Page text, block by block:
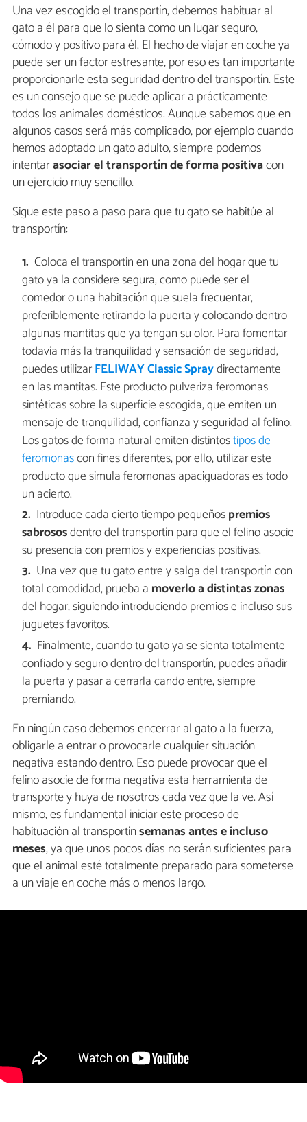
Una vez escogido el transportín, debemos habituar al
gato a él para que lo sienta como un lugar seguro,
cómodo y positivo para él. El hecho de viajar en coche ya
puede ser un factor estresante, por eso es tan importante
proporcionarle esta seguridad dentro del transportín. Este
es un consejo que se puede aplicar a prácticamente
todos los animales domésticos. Aunque sabemos que en
algunos casos será más complicado, por ejemplo cuando
hemos adoptado un gato adulto, siempre podemos
intentarasociar el transportín de forma positivacon
un ejercicio muy sencillo.
Sigue este paso a paso para que tu gato se habitúe al
transportín:
Coloca el transportín en una zona del hogar que tu
gato ya la considere segura, como puede ser el
comedor o una habitación que suela frecuentar,
preferiblemente retirando la puerta y colocando dentro
algunas mantitas que ya tengan su olor. Para fomentar
todavía más la tranquilidad y sensación de seguridad,
puedes utilizarFELIWAY Classic Spraydirectamente
en las mantitas. Este producto pulveriza feromonas
sintéticas sobre la superficie escogida, que emiten un
mensaje de tranquilidad, confianza y seguridad al felino.
Los gatos de forma natural emiten distintostipos de
feromonascon fines diferentes, por ello, utilizar este
producto que simula feromonas apaciguadoras es todo
un acierto.
Introduce cada cierto tiempo pequeñospremios
sabrososdentro del transportín para que el felino asocie
su presencia con premios y experiencias positivas.
Una vez que tu gato entre y salga del transportín con
total comodidad, prueba a moverloa distintas zonas
del hogar, siguiendo introduciendo premios e incluso sus
juguetes favoritos.
Finalmente, cuando tu gato ya se sienta totalmente
confiado y seguro dentro del transportín, puedes añadir
la puerta y pasar a cerrarla cando entre, siempre
premiando.
En ningún caso debemos encerrar al gato a la fuerza,
obligarle a entrar o provocarle cualquier situación
negativa estando dentro. Eso puede provocar que el
felino asocie de forma negativa esta herramienta de
transporte y huya de nosotros cada vez que la ve. Así
mismo, es fundamental iniciar este proceso de
habituación al transportínsemanas antes e incluso
meses, ya que unos pocos días no serán suficientes para
que el animal esté totalmente preparado para someterse
a un viaje en coche más o menos largo.